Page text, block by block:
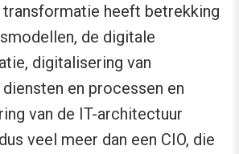
transformatie heeft betrekking
de digitale
digitalisering van
en processen en
van de IT-architectuur
veel meer dan een CIO, die